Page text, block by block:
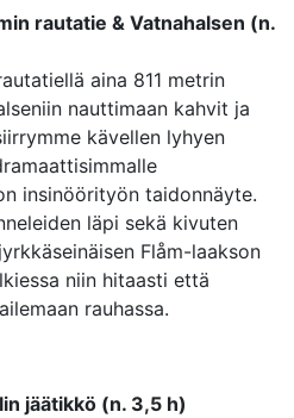
rautatie & Vatnahalsen (n.
aina 811 metrin
nauttimaan kahvit ja
kävellen lyhyen
insinöörityön taidonnäyte.
läpi sekä kivuten
Flåm-laakson
niin hitaasti että
rauhassa.
jäätikkö (n. 3,5 h)